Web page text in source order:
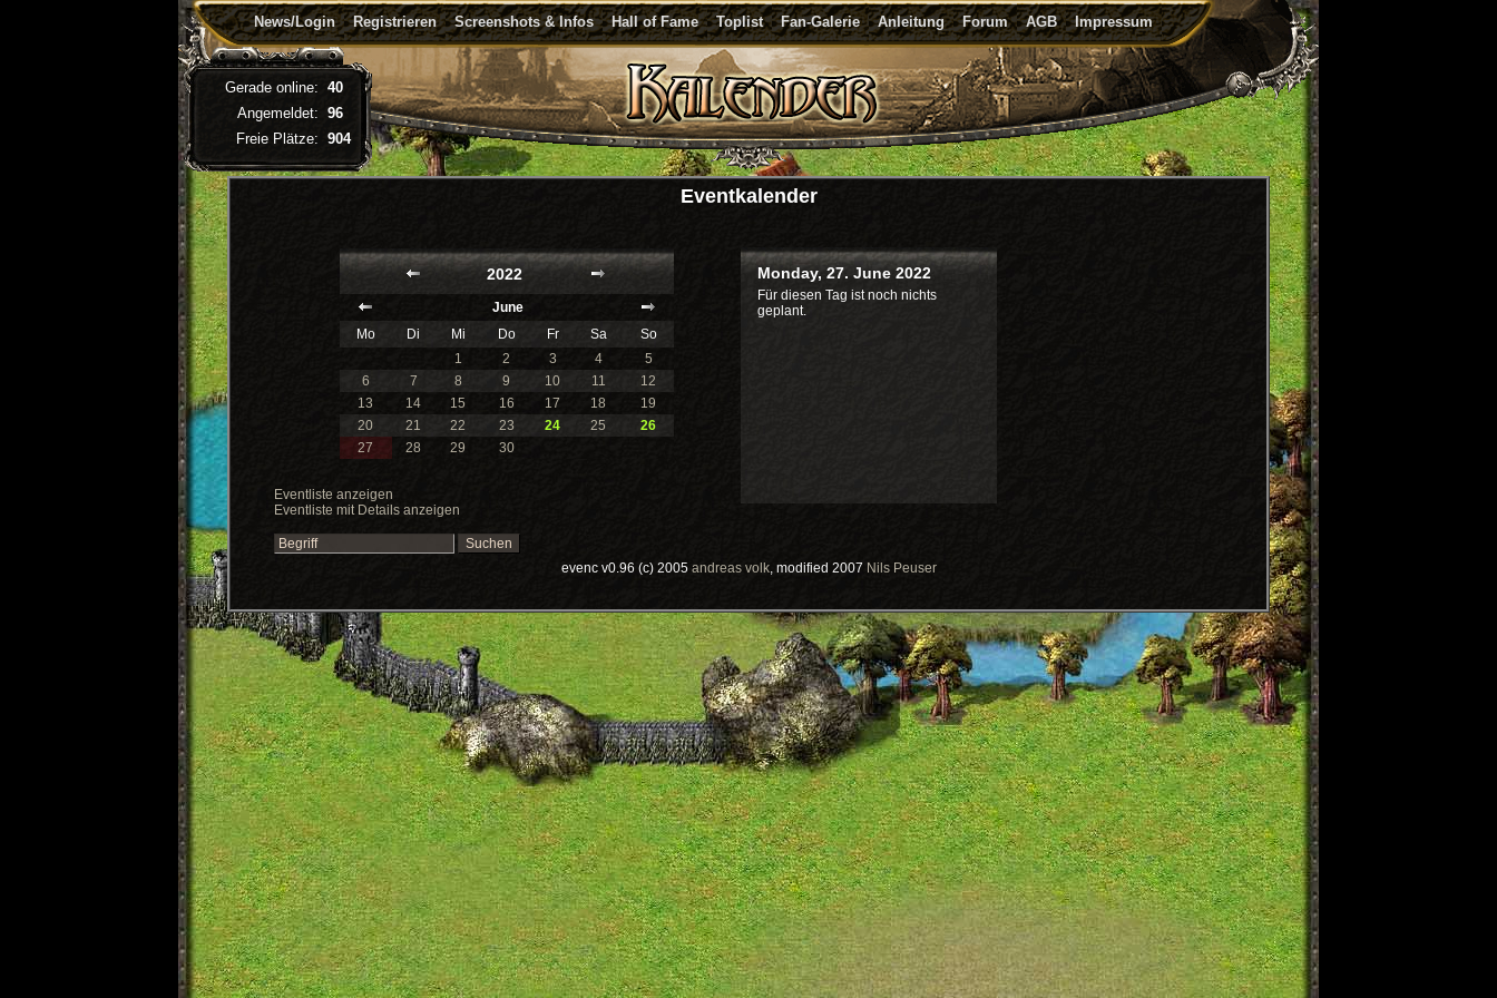
News/Login Registrieren Screenshots & Infos Hall of Fame Toplist Fan-Galerie Anleitung Forum AGB Impressum
Eventkalender
2022
June
Mo
Di Mi Do Fr Sa
So
1
2 3 4
5
6
7 8 9 10 11
12
13
14 15 16 17 18
19
20
21 22 23 24 25
26
27
28 29 30
Eventliste anzeigen
Eventliste mit Details anzeigen
Monday, 27. June 2022
Für diesen Tag ist noch nichts
geplant.
evenc v0.96 (c) 2005 andreas volk, modified 2007 Nils Peuser
Gerade online: 40
Angemeldet: 96
Freie Plätze: 904